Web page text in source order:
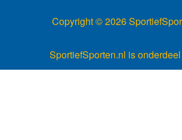
Copyright ©2026
SportiefSporten.nl is